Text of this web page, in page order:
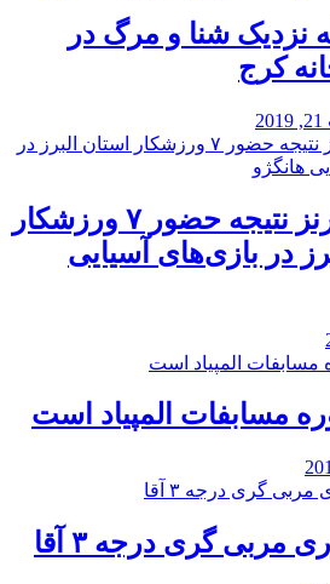
نزدیک شنا و مرگ در
کرج
۲ مدال برنز نتیجه حضور ۷ ورزشکار
در بازی‌های آسیایی
مسابفات المپیاد است
مربی گری درجه ۳ آقا